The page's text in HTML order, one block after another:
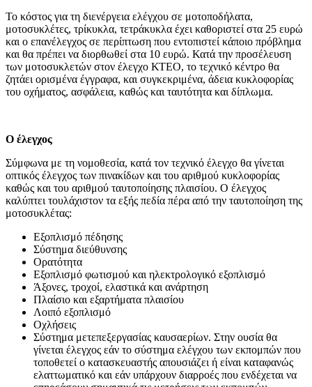
Το κόστος για τη διενέργεια ελέγχου σε μοτοποδήλατα,
μοτοσυκλέτες, τρίκυκλα, τετράκυκλα έχει καθοριστεί στα 25 ευρώ
και ο επανέλεγχος σε περίπτωση που εντοπιστεί κάποιο πρόβλημα
και θα πρέπει να διορθωθεί στα 10 ευρώ. Κατά την προσέλευση
των μοτοσυκλετών στον έλεγχο ΚΤΕΟ, το τεχνικό κέντρο θα
ζητάει ορισμένα έγγραφα, και συγκεκριμένα, άδεια κυκλοφορίας
του οχήματος, ασφάλεια, καθώς και ταυτότητα και δίπλωμα.
Ο έλεγχος
Σύμφωνα με τη νομοθεσία, κατά τον τεχνικό έλεγχο θα γίνεται
οπτικός έλεγχος των πινακίδων και του αριθμού κυκλοφορίας
καθώς και του αριθμού ταυτοποίησης πλαισίου. Ο έλεγχος
καλύπτει τουλάχιστον τα εξής πεδία πέρα από την ταυτοποίηση της
μοτοσυκλέτας:
Εξοπλισμό πέδησης
Σύστημα διεύθυνσης
Ορατότητα
Εξοπλισμό φωτισμού και ηλεκτρολογικό εξοπλισμό
Άξονες, τροχοί, ελαστικά και ανάρτηση
Πλαίσιο και εξαρτήματα πλαισίου
Λοιπό εξοπλισμό
Οχλήσεις
Σύστημα μετεπεξεργασίας καυσαερίων. Στην ουσία θα
γίνεται έλεγχος εάν το σύστημα ελέγχου των εκπομπών που
τοποθετεί ο κατασκευαστής απουσιάζει ή είναι καταφανώς
ελαττωματικό και εάν υπάρχουν διαρροές που ενδέχεται να